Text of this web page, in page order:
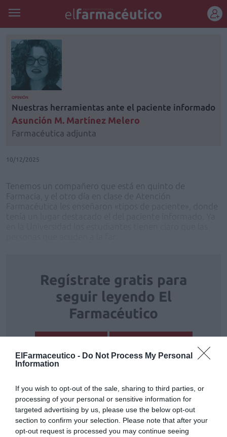
ElFarmaceutico - Do Not Process My Personal
Information
If you wish to opt-out of the sale, sharing to third parties, or
processing of your personal or sensitive information for
targeted advertising by us, please use the below opt-out
section to confirm your selection. Please note that after your
opt-out request is processed you may continue seeing
OPINIÓN
Nuestras herramientas ante el paciente informado
Asunción M. Martínez Melero
Farmacéutica adjunta
10/12/2025
Tenemos un compañero que está en quinto de
Farmacia, y el otro día en clase de Atención
Regístrate gratis para
seguir leyendo El
Farmacéutico
Tags
Atención farmacéutica